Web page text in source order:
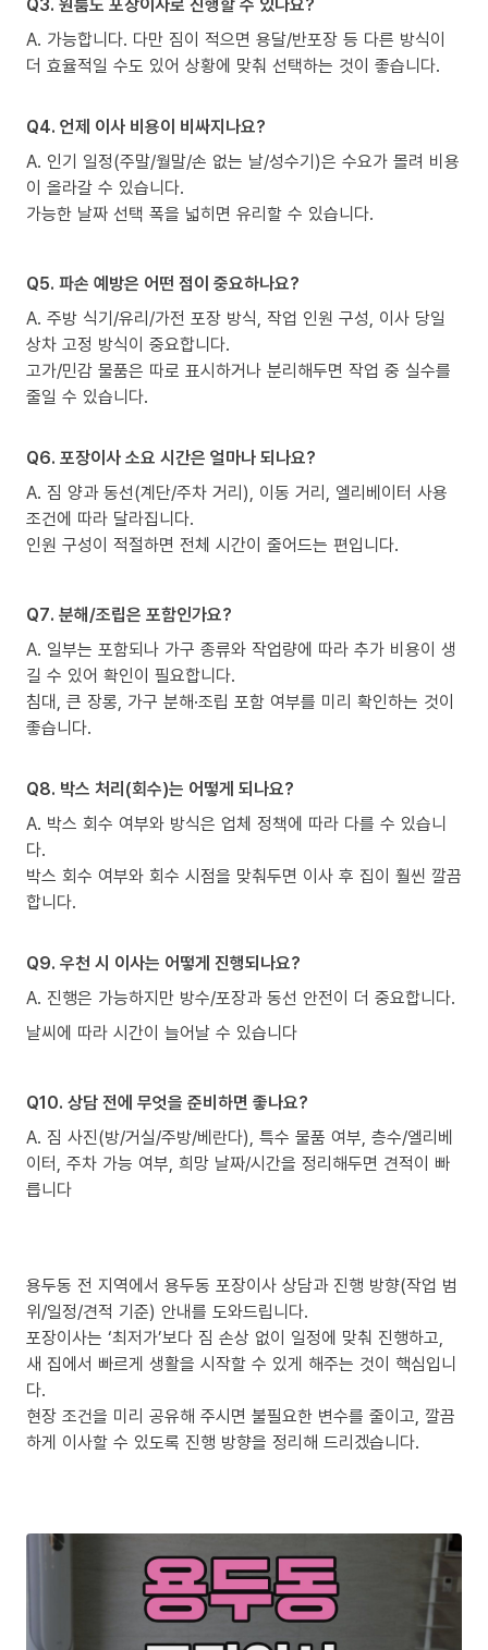
A. 가능합니다. 다만 짐이 적으면 용달/반포장 등 다른 방식이
더 효율적일 수도 있어 상황에 맞춰 선택하는 것이 좋습니다.
Q4. 언제 이사 비용이 비싸지나요?
A. 인기 일정(주말/월말/손 없는 날/성수기)은 수요가 몰려 비용
이 올라갈 수 있습니다.
가능한 날짜 선택 폭을 넓히면 유리할 수 있습니다.
Q5. 파손 예방은 어떤 점이 중요하나요?
A. 주방 식기/유리/가전 포장 방식, 작업 인원 구성, 이사 당일
상차 고정 방식이 중요합니다.
고가/민감 물품은 따로 표시하거나 분리해두면 작업 중 실수를
줄일 수 있습니다.
Q6. 포장이사 소요 시간은 얼마나 되나요?
A. 짐 양과 동선(계단/주차 거리), 이동 거리, 엘리베이터 사용
조건에 따라 달라집니다.
인원 구성이 적절하면 전체 시간이 줄어드는 편입니다.
Q7. 분해/조립은 포함인가요?
A. 일부는 포함되나 가구 종류와 작업량에 따라 추가 비용이 생
길 수 있어 확인이 필요합니다.
침대, 큰 장롱, 가구 분해·조립 포함 여부를 미리 확인하는 것이
좋습니다.
Q8. 박스 처리(회수)는 어떻게 되나요?
A. 박스 회수 여부와 방식은 업체 정책에 따라 다를 수 있습니
다.
박스 회수 여부와 회수 시점을 맞춰두면 이사 후 집이 훨씬 깔끔
합니다.
Q9. 우천 시 이사는 어떻게 진행되나요?
A. 진행은 가능하지만 방수/포장과 동선 안전이 더 중요합니다.
날씨에 따라 시간이 늘어날 수 있습니다
Q10. 상담 전에 무엇을 준비하면 좋나요?
A. 짐 사진(방/거실/주방/베란다), 특수 물품 여부, 층수/엘리베
이터, 주차 가능 여부, 희망 날짜/시간을 정리해두면 견적이 빠
릅니다
용두동 전 지역에서 용두동 포장이사 상담과 진행 방향(작업 범
위/일정/견적 기준) 안내를 도와드립니다.
포장이사는 ‘최저가’보다 짐 손상 없이 일정에 맞춰 진행하고,
새 집에서 빠르게 생활을 시작할 수 있게 해주는 것이 핵심입니
다.
현장 조건을 미리 공유해 주시면 불필요한 변수를 줄이고, 깔끔
하게 이사할 수 있도록 진행 방향을 정리해 드리겠습니다.